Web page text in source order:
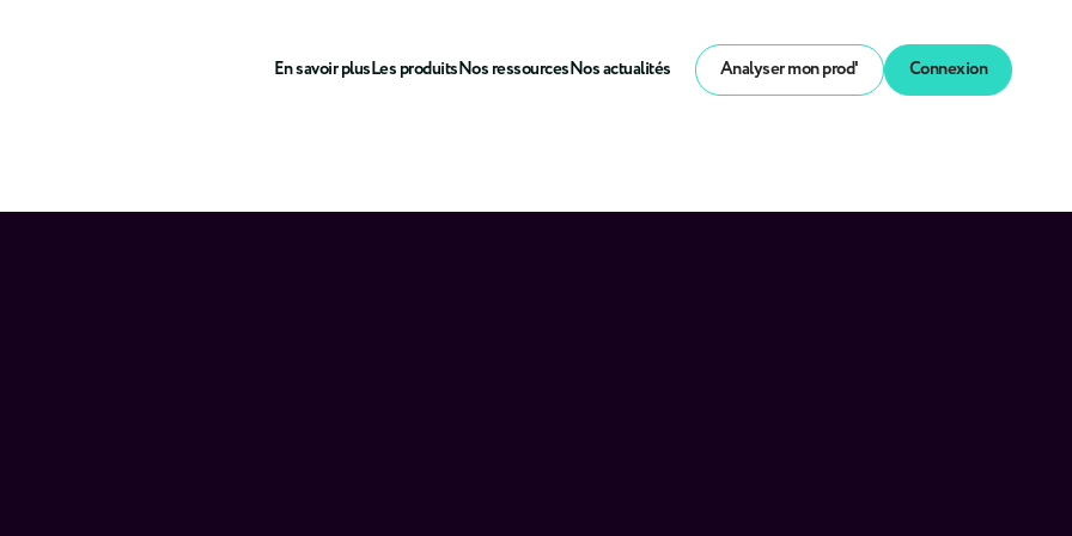
En savoir plusLes produitsNos ressourcesNos actualités Analyser mon prod' Connexion